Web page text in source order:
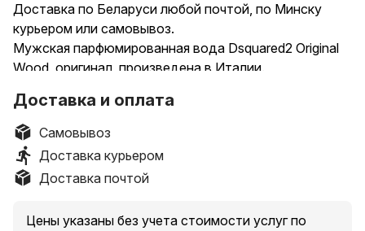
Доставка по Беларуси любой почтой, по Минску
курьером или самовывоз.
Мужская парфюмированная вода Dsquared2 Original
Wood, оригинал, произведена в Италии.
парфюмированная вода, туалетная вода) - только
оригинал.
Доставка и оплата
Самовывоз
Доставка курьером
Доставка почтой
Цены указаны без учета стоимости услуг по